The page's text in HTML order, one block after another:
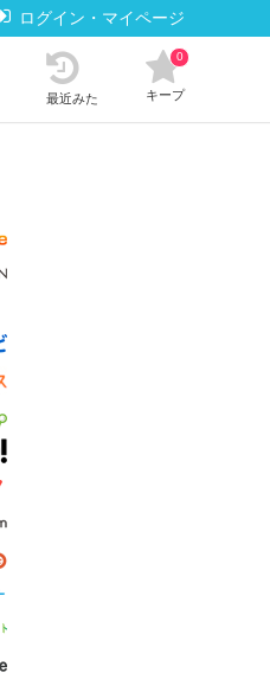
ログイン・マイページ
最近みた キープ
0